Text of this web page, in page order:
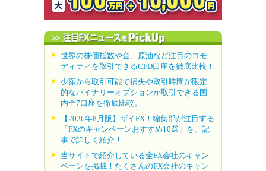
世界の株価指数や金、原油など注目のコモ
ディティを取引できるCFD口座を徹底比較！
少額から取引可能で損失や取引時間が限定
的なバイナリーオプションが取引できる国
内全7口座を徹底比較。
【2026年8月版】ザイFX！編集部が注目する
「FXのキャンペーンおすすめ10選」を、記
事で詳しく紹介！
当サイトで紹介している全FX会社のキャン
ペーンを掲載！たくさんのFX会社のキャン